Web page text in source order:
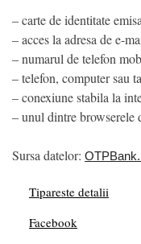
– carte de identitate
– acces la adresa de e-
– numarul de telefon
– telefon, computer sau
– conexiune stabila la
– unul dintre browserele
Sursa datelor:
Tipareste detalii
Facebook